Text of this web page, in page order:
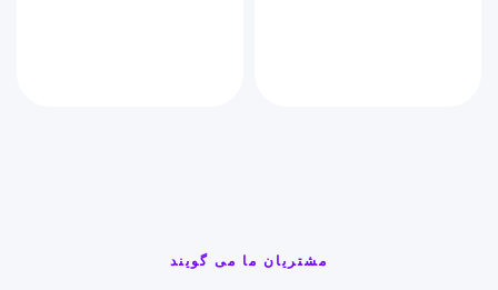
مشتریان ما می گویند